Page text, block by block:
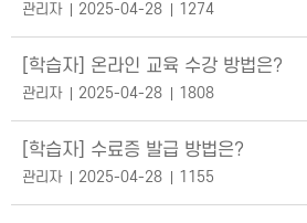
관리자 2025-04-28 1274
[학습자] 온라인 교육 수강 방법은?
관리자 2025-04-28 1808
[학습자] 수료증 발급 방법은?
관리자 2025-04-28 1155